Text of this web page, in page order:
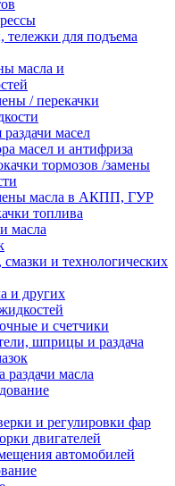
для подъема
масла и
/ перекачки
масел
масел и антифриза
тормозов /замены
масла в АКПП, ГУР
топлива
масла
и технологических
и других
и счетчики
шприцы и раздача
раздачи масла
и регулировки фар
двигателей
автомобилей